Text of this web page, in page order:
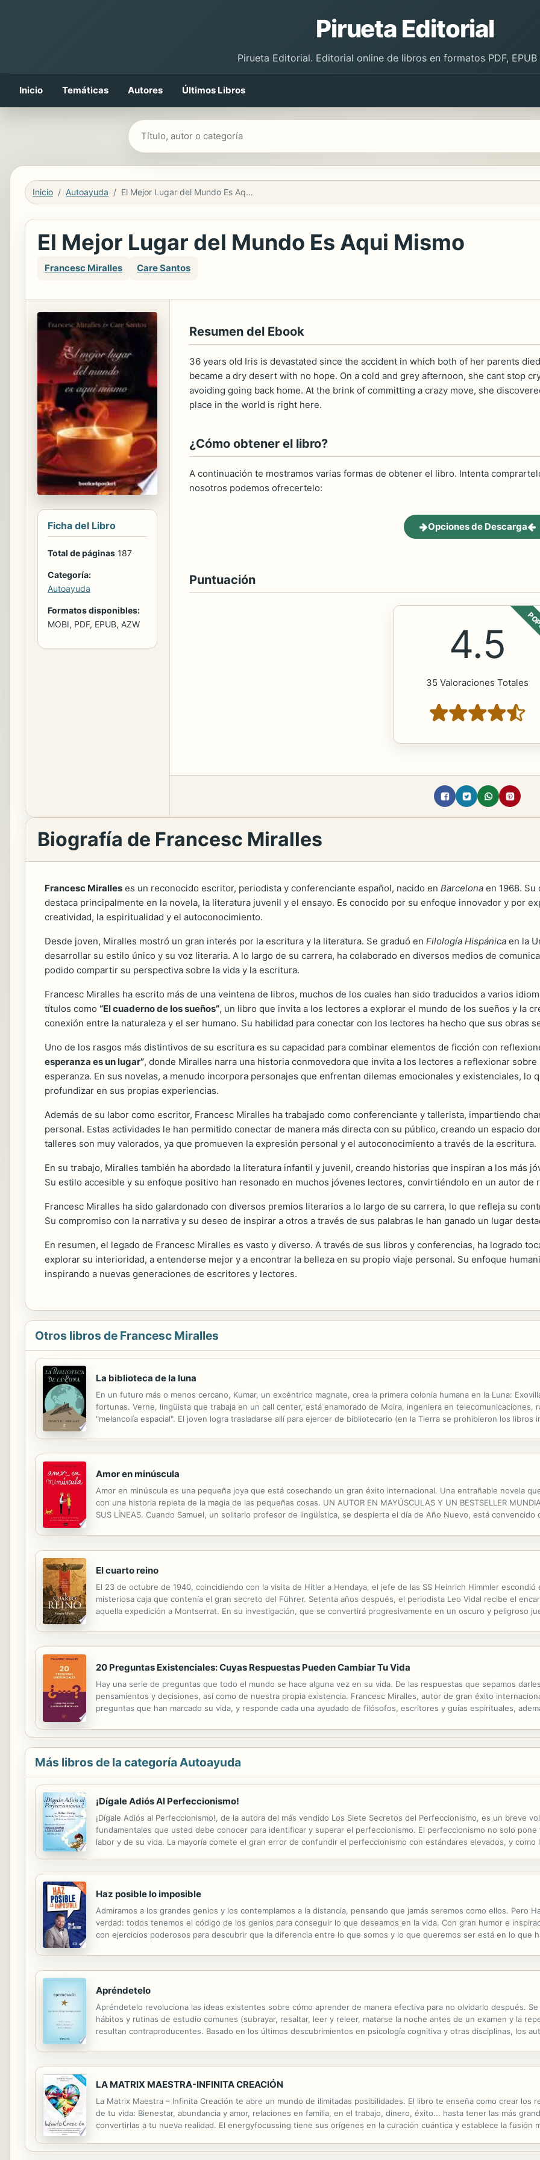
Pirueta Editorial
Pirueta Editorial. Editorial online de libros en formatos PDF, EPUB
Inicio Temáticas Autores Últimos Libros
Buscar libros
Inicio Autoayuda El Mejor Lugar del Mundo Es Aqui Mismo
El Mejor Lugar del Mundo Es Aqui Mismo
Francesc Miralles Care Santos
Ficha del Libro
Total de páginas 187
Categoría:
Autoayuda
Formatos disponibles:
MOBI, PDF, EPUB, AZW
Resumen del Ebook
36 years old Iris is devastated since the accident in which both of her parents
became a dry desert with no hope. On a cold and grey afternoon, she cant stop
avoiding going back home. At the brink of committing a crazy move, she
place in the world is right here.
¿Cómo obtener el libro?
A continuación te mostramos varias formas de obtener el libro. Intenta
nosotros podemos ofrecertelo:
Opciones de Descarga
Puntuación
4.5
35 Valoraciones Totales
Biografía de Francesc Miralles
Francesc Miralles es un reconocido escritor, periodista y conferenciante español, nacido en Barcelona en 1968.
destaca principalmente en la novela, la literatura juvenil y el ensayo. Es conocido por su enfoque innovador y por
creatividad, la espiritualidad y el autoconocimiento.
Desde joven, Miralles mostró un gran interés por la escritura y la literatura. Se graduó en Filología Hispánica en la
desarrollar su estilo único y su voz literaria. A lo largo de su carrera, ha colaborado en diversos medios de
podido compartir su perspectiva sobre la vida y la escritura.
Francesc Miralles ha escrito más de una veintena de libros, muchos de los cuales han sido traducidos a varios
títulos como “El cuaderno de los sueños”, un libro que invita a los lectores a explorar el mundo de los sueños y la
conexión entre la naturaleza y el ser humano. Su habilidad para conectar con los lectores ha hecho que sus obras
Uno de los rasgos más distintivos de su escritura es su capacidad para combinar elementos de ficción con
esperanza es un lugar”, donde Miralles narra una historia conmovedora que invita a los lectores a reflexionar
esperanza. En sus novelas, a menudo incorpora personajes que enfrentan dilemas emocionales y existenciales,
profundizar en sus propias experiencias.
Además de su labor como escritor, Francesc Miralles ha trabajado como conferenciante y tallerista, impartiendo
personal. Estas actividades le han permitido conectar de manera más directa con su público, creando un espacio
talleres son muy valorados, ya que promueven la expresión personal y el autoconocimiento a través de la escritura.
En su trabajo, Miralles también ha abordado la literatura infantil y juvenil, creando historias que inspiran a los más
Su estilo accesible y su enfoque positivo han resonado en muchos jóvenes lectores, convirtiéndolo en un autor de
Francesc Miralles ha sido galardonado con diversos premios literarios a lo largo de su carrera, lo que refleja su
Su compromiso con la narrativa y su deseo de inspirar a otros a través de sus palabras le han ganado un lugar
En resumen, el legado de Francesc Miralles es vasto y diverso. A través de sus libros y conferencias, ha logrado
explorar su interioridad, a entenderse mejor y a encontrar la belleza en su propio viaje personal. Su enfoque
inspirando a nuevas generaciones de escritores y lectores.
Otros libros de Francesc Miralles
La biblioteca de la luna
En un futuro más o menos cercano, Kumar, un excéntrico magnate, crea la primera colonia humana en la Luna:
fortunas. Verne, lingüista que trabaja en un call center, está enamorado de Moira, ingeniera en telecomunicaciones,
"melancolía espacial". El joven logra trasladarse allí para ejercer de bibliotecario (en la Tierra se prohibieron los
Amor en minúscula
Amor en minúscula es una pequeña joya que está cosechando un gran éxito internacional. Una entrañable novela
con una historia repleta de la magia de las pequeñas cosas. UN AUTOR EN MAYÚSCULAS Y UN BESTSELLER
SUS LÍNEAS. Cuando Samuel, un solitario profesor de lingüística, se despierta el día de Año Nuevo, está
El cuarto reino
El 23 de octubre de 1940, coincidiendo con la visita de Hitler a Hendaya, el jefe de las SS Heinrich Himmler
misteriosa caja que contenía el gran secreto del Führer. Setenta años después, el periodista Leo Vidal recibe el
aquella expedición a Montserrat. En su investigación, que se convertirá progresivamente en un oscuro y peligroso
20 Preguntas Existenciales: Cuyas Respuestas Pueden Cambiar Tu Vida
Hay una serie de preguntas que todo el mundo se hace alguna vez en su vida. De las respuestas que sepamos
pensamientos y decisiones, así como de nuestra propia existencia. Francesc Miralles, autor de gran éxito
preguntas que han marcado su vida, y responde cada una ayudado de filósofos, escritores y guías espirituales,
Más libros de la categoría Autoayuda
¡Dígale Adiós Al Perfeccionismo!
¡Dígale Adiós al Perfeccionismo!, de la autora del más vendido Los Siete Secretos del Perfeccionismo, es un breve
fundamentales que usted debe conocer para identificar y superar el perfeccionismo. El perfeccionismo no solo
labor y de su vida. La mayoría comete el gran error de confundir el perfeccionismo con estándares elevados, y como
Haz posible lo imposible
Admiramos a los grandes genios y los contemplamos a la distancia, pensando que jamás seremos como ellos. Pero
verdad: todos tenemos el código de los genios para conseguir lo que deseamos en la vida. Con gran humor e
con ejercicios poderosos para descubrir que la diferencia entre lo que somos y lo que queremos ser está en lo que
Apréndetelo
Apréndetelo revoluciona las ideas existentes sobre cómo aprender de manera efectiva para no olvidarlo después.
hábitos y rutinas de estudio comunes (subrayar, resaltar, leer y releer, matarse la noche antes de un examen y la
resultan contraproducentes. Basado en los últimos descubrimientos en psicología cognitiva y otras disciplinas, los
LA MATRIX MAESTRA-INFINITA CREACIÓN
La Matrix Maestra – Infinita Creación te abre un mundo de ilimitadas posibilidades. El libro te enseña como crear los
de tu vida: Bienestar, abundancia y amor, relaciones en familia, en el trabajo, dinero, éxito... hasta tener las más
convertirlas a tu nueva realidad. El energyfocussing tiene sus orígenes en la curación cuántica y establece la fusión